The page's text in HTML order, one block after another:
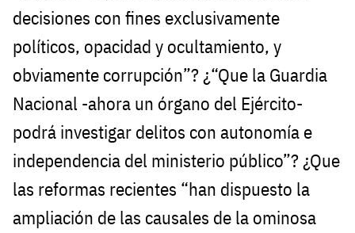
decisiones con fines exclusivamente
políticos, opacidad y ocultamiento, y
obviamente corrupción”? ¿“Que la Guardia
Nacional -ahora un órgano del Ejército-
podrá investigar delitos con autonomía e
independencia del ministerio público”? ¿Que
las reformas recientes “han dispuesto la
ampliación de las causales de la ominosa